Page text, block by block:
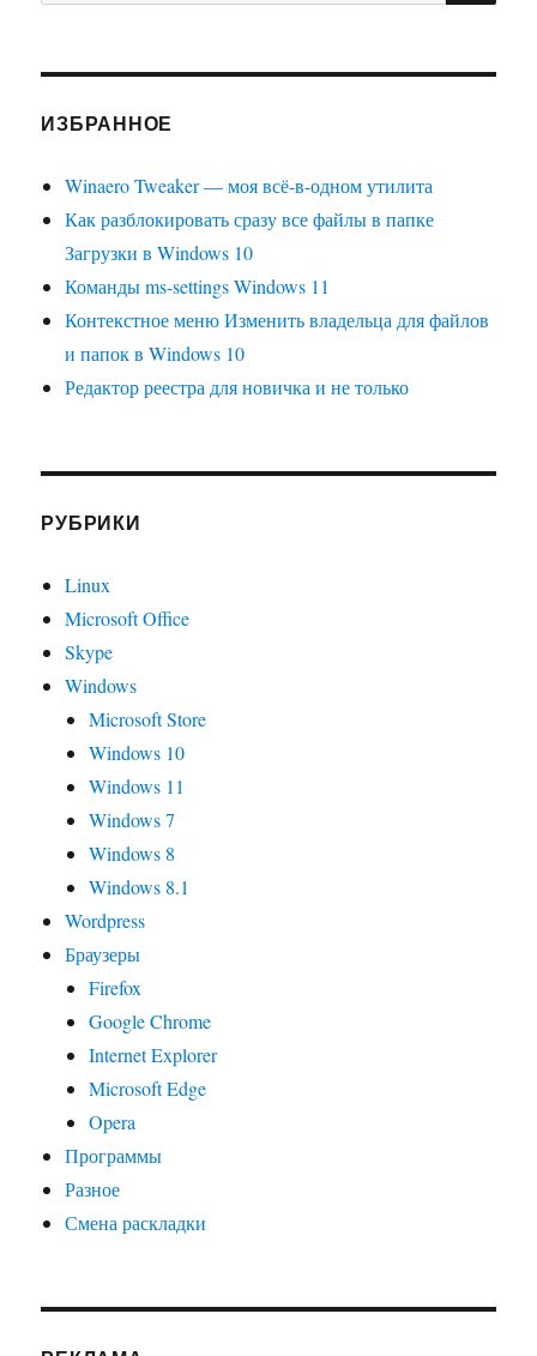
ИЗБРАННОЕ
Winaero Tweaker — моя всё-в-одном утилита
Как разблокировать сразу все файлы в папке
Загрузки в Windows 10
Команды ms-settings Windows 11
Контекстное меню Изменить владельца для файлов
и папок в Windows 10
Редактор реестра для новичка и не только
РУБРИКИ
Linux
Microsoft Office
Skype
Windows
Microsoft Store
Windows 10
Windows 11
Windows 7
Windows 8
Windows 8.1
Wordpress
Браузеры
Firefox
Google Chrome
Internet Explorer
Microsoft Edge
Opera
Программы
Разное
Смена раскладки